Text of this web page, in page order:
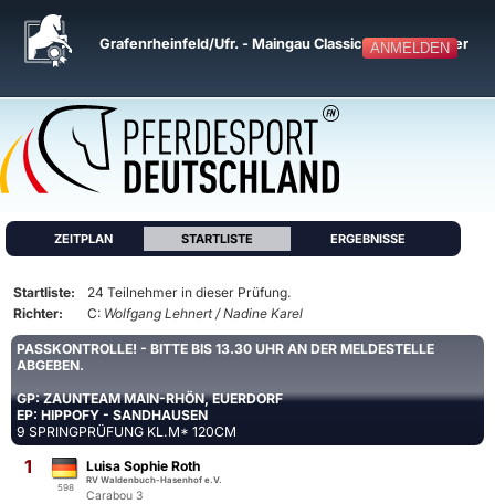
ANMELDEN
Grafenrheinfeld/Ufr. - Maingau Classics - Osterturnier
ZEITPLAN STARTLISTE ERGEBNISSE
Startliste:
24 Teilnehmer in dieser Prüfung.
Richter:
C: Wolfgang Lehnert / Nadine Karel
PASSKONTROLLE! - BITTE BIS 13.30 UHR AN DER MELDESTELLE
ABGEBEN.
GP: ZAUNTEAM MAIN-RHÖN, EUERDORF
EP: HIPPOFY - SANDHAUSEN
9 SPRINGPRÜFUNG KL.M* 120CM
1
598
Luisa Sophie Roth
RV Waldenbuch-Hasenhof e.V.
Carabou 3